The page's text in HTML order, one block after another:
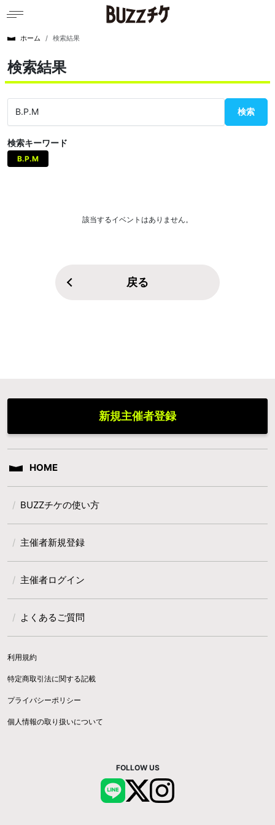
ホーム 検索結果
検索結果
検索
検索キーワード
B.P.M
該当するイベントはありません。
戻る
新規主催者登録
HOME
BUZZチケの使い方
主催者新規登録
主催者ログイン
よくあるご質問
利用規約
特定商取引法に関する記載
プライバシーポリシー
個人情報の取り扱いについて
FOLLOW US